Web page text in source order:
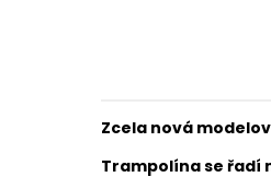
Zcela nová
Trampolína se řadí